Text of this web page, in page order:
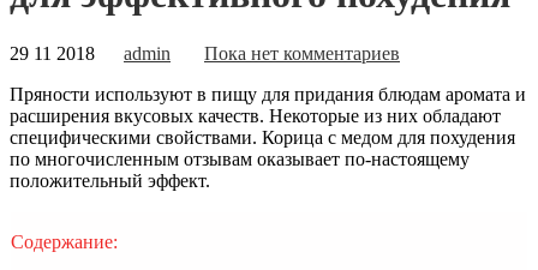
29 11 2018 admin
Пока нет комментариев
Пряности используют в пищу для придания блюдам аромата и
расширения вкусовых качеств. Некоторые из них обладают
специфическими свойствами. Корица с медом для похудения
по многочисленным отзывам оказывает по-настоящему
положительный эффект.
Содержание: